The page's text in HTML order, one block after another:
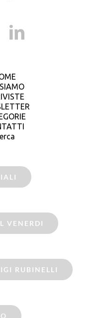
VENERDI
RUBINELLI